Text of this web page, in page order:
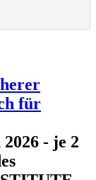
für
- je 2